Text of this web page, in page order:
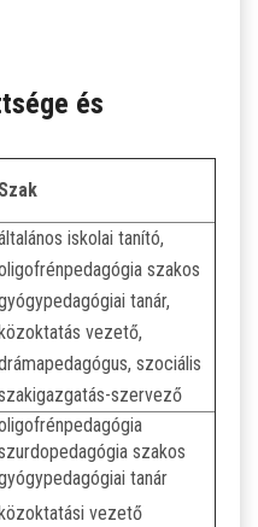
és
Szak
iskolai tanító,
szakos
tanár,
közoktatás vezető,
szociális
szervező
szakos
tanár
közoktatási vezető